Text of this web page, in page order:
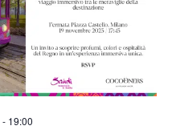
- 19:00